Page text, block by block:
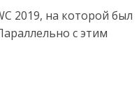
2019, на которой был
с этим